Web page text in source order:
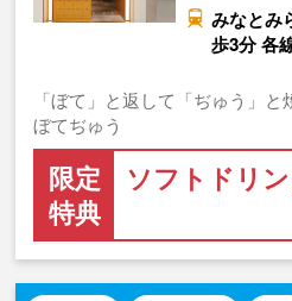
みなとみ
歩3分 各
「ぼて」と返して「ぢゅう」
ぼてぢゅう
限定
特典
ソフトドリ